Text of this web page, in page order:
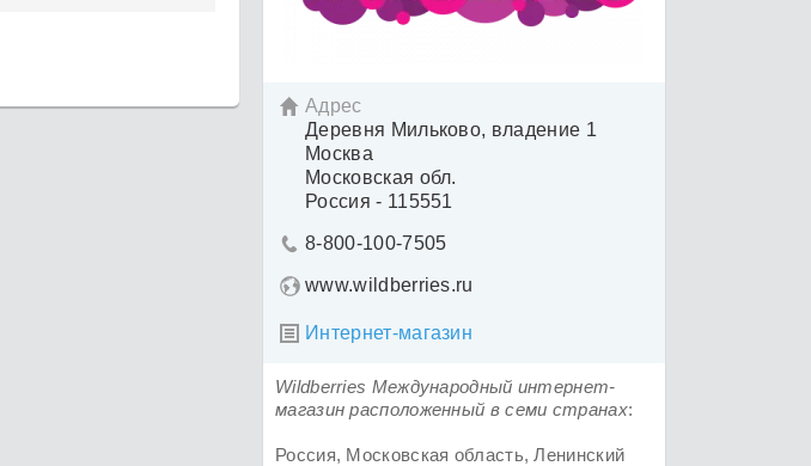
 Адрес
Деревня Мильково, владение 1
Москва
Московская обл.
Россия - 115551
 8-800-100-7505
www.wildberries.ru
 Интернет-магазин
Wildberries Международный интернет-
магазин расположенный в семи странах:
Россия, Московская область, Ленинский